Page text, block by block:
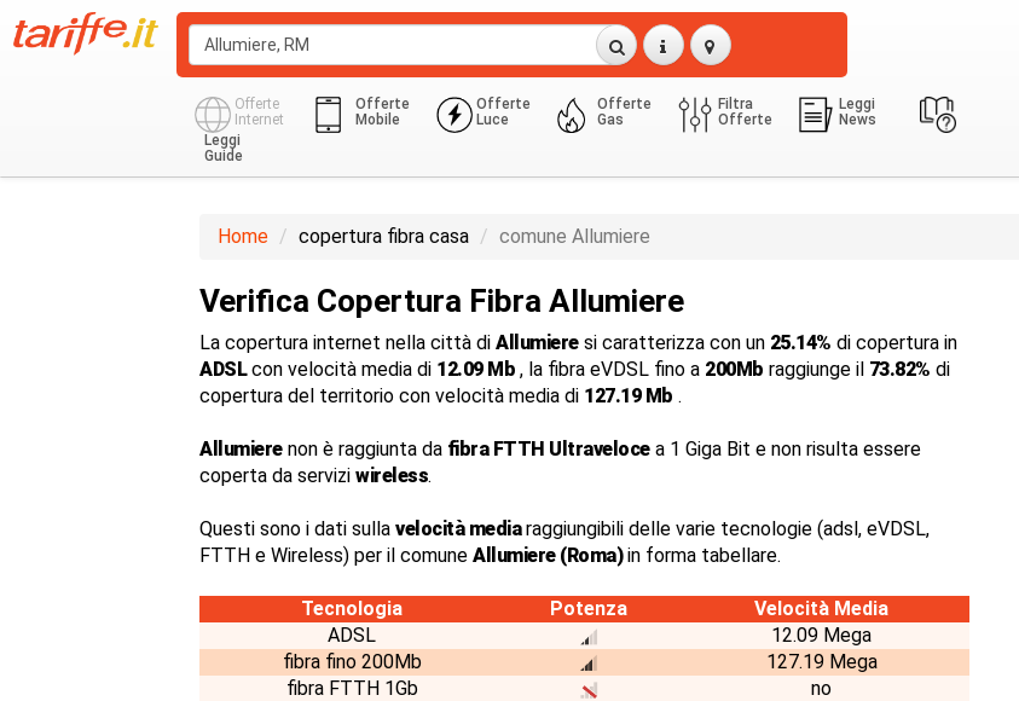
Offerte
Internet
Offerte
Mobile
Offerte
Luce
Offerte
Gas
Filtra
Offerte
Leggi
News
Leggi
Guide
Home copertura fibra casa comune Allumiere
Verifica Copertura Fibra Allumiere
La copertura internet nella città di Allumieresi caratterizza con un 25.14% di copertura in
ADSLcon velocità media di 12.09 Mb , la fibra eVDSL fino a 200Mb raggiunge il 73.82% di
copertura del territorio con velocità media di 127.19 Mb .
Allumierenon è raggiunta da fibra FTTH Ultravelocea 1 Giga Bit e non risulta essere
coperta da servizi wireless.
Questi sono i dati sulla velocità mediaraggiungibili delle varie tecnologie (adsl, eVDSL,
FTTH e Wireless) per il comune Allumiere (Roma)in forma tabellare.
Tecnologia Potenza
Velocità Media
ADSL
12.09 Mega
fibra fino 200Mb
127.19 Mega
fibra FTTH 1Gb
no